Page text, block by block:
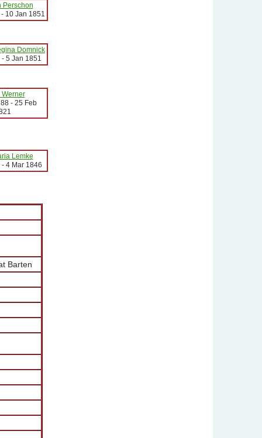
Perschon
- 10 Jan 1851
Domnick
- 5 Jan 1851
- 25 Feb
Lemke
- 4 Mar 1846
Barten